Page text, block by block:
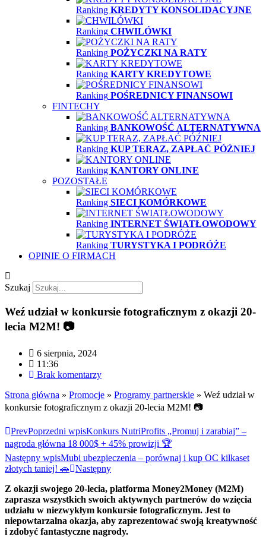
Ranking KREDYTY KONSOLIDACYJNE
Ranking CHWILÓWKI
Ranking POŻYCZKI NA RATY
Ranking KARTY KREDYTOWE
Ranking POŚREDNICY FINANSOWI
FINTECHY
Ranking BANKOWOŚĆ ALTERNATYWNA
Ranking KUP TERAZ, ZAPŁAĆ PÓŹNIEJ
Ranking KANTORY ONLINE
POZOSTAŁE
Ranking SIECI KOMÓRKOWE
Ranking INTERNET ŚWIATŁOWODOWY
Ranking TURYSTYKA I PODRÓŻE
OPINIE O FIRMACH
Szukaj
Weź udział w konkursie fotograficznym z okazji 20-
lecia M2M! 📷
6 sierpnia, 2024
11:36
Brak komentarzy
Strona główna » Promocje » Programy partnerskie » Weź udział w
konkursie fotograficznym z okazji 20-lecia M2M! 📷
PrevPoprzedni wpisKonkurs NutriProfits „Promuj i zarabiaj” –
nagroda główna 18 000$ + 45% prowizji 🏆
Następny wpisMubi ubezpieczenia – porównaj i kup OC kilkaset
złotych taniej! 🚗
Następny
Z okazji swojego 20-lecia, platforma Money2Money (M2M)
zaprasza wszystkich swoich aktywnych partnerów do wzięcia
udziału w niezwykłym konkursie fotograficznym. Jest to
niepowtarzalna okazja, aby zaprezentować swoją kreatywność
i zdobyć fantastyczne nagrody.